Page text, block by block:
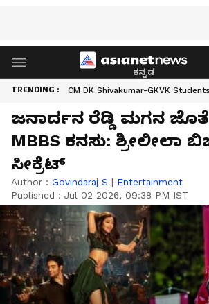
ಕನ್ನಡ
TRENDING : CM DK Shivakumar-GKVK Students
ಜನಾರ್ದನ ರೆಡ್ಡಿ ಮಗನ
MBBS ಕನಸು: ಶ್ರೀಲೀಲಾ
ಸೀಕ್ರೆಟ್
Author : Govindaraj S | Entertainment
Published : Jul 02 2026, 09:38 PM IST